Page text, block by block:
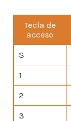
Tecla de
acceso
S
1
2
3